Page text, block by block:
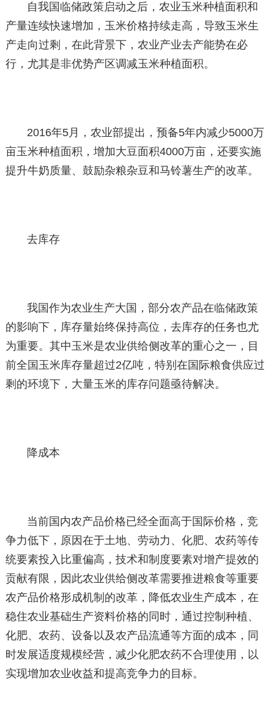
自我国临储政策启动之后，农业玉米种植面积和
产量连续快速增加，玉米价格持续走高，导致玉米生
产走向过剩，在此背景下，农业产业去产能势在必
行，尤其是非优势产区调减玉米种植面积。
2016年5月，农业部提出，预备5年内减少5000万
亩玉米种植面积，增加大豆面积4000万亩，还要实施
提升牛奶质量、鼓励杂粮杂豆和马铃薯生产的改革。
去库存
我国作为农业生产大国，部分农产品在临储政策
的影响下，库存量始终保持高位，去库存的任务也尤
为重要。其中玉米是农业供给侧改革的重心之一，目
前全国玉米库存量超过2亿吨，特别在国际粮食供应过
剩的环境下，大量玉米的库存问题亟待解决。
降成本
当前国内农产品价格已经全面高于国际价格，竞
争力低下，原因在于土地、劳动力、化肥、农药等传
统要素投入比重偏高，技术和制度要素对增产提效的
贡献有限，因此农业供给侧改革需要推进粮食等重要
农产品价格形成机制的改革，降低农业生产成本，在
稳住农业基础生产资料价格的同时，通过控制种植、
化肥、农药、设备以及农产品流通等方面的成本，同
时发展适度规模经营，减少化肥农药不合理使用，以
实现增加农业收益和提高竞争力的目标。